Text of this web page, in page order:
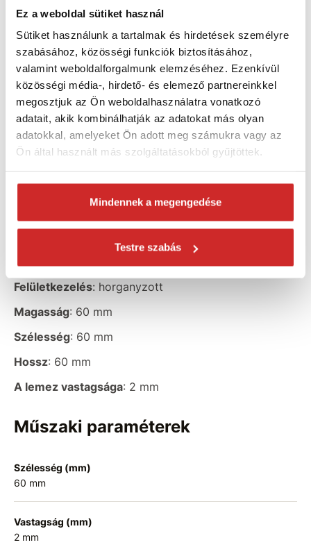
Ez a weboldal sütiket használ
Sütiket használunk a tartalmak és hirdetések személyre
szabásához, közösségi funkciók biztosításához,
valamint weboldalforgalmunk elemzéséhez. Ezenkívül
közösségi média-, hirdető- és elemező partnereinkkel
megosztjuk az Ön weboldalhasználatra vonatkozó
adatait, akik kombinálhatják az adatokat más olyan
adatokkal, amelyeket Ön adott meg számukra vagy az
Ön által használt más szolgáltatásokból gyűjtöttek.
Mindennek a megengedése
Testre szabás
Összekötő vinklivas - KM4
Méret:60x60x60x2mm
Asztalos kapcsolók fához - asztalos kapcsolók a
biztonságos csatlakoztatásához.A különböző
méretű lyukak növeliksokoldalúságukat, és lehetővé
teszik a rögzítést a különböző típusú összekötő
tiplikre. Többféle lyukkal rendelkeznek, amelyek
csavarkötések segítségével.
Felületkezelés: horganyzott
Magasság: 60 mm
Szélesség: 60 mm
Hossz: 60 mm
A lemez vastagsága: 2 mm
Műszaki paraméterek
Szélesség (mm)
60 mm
Vastagság (mm)
2 mm